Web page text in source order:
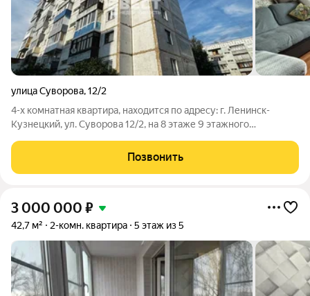
улица Суворова,12/2
4-х комнатная квартира, находится по адресу: г. Ленинск-
Кузнецкий, ул. Суворова 12/2, на 8 этаже 9 этажного
города. S74,4 м, жилая площадь - 45,9 м, кухня - 8,7 м. Квартира
теплая и сухая.
Позвонить
3 000 000 ₽
42,7 м² 2-комн. квартира 5 этаж из 5